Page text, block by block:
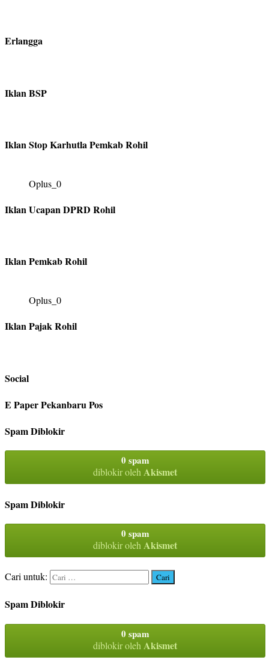
Erlangga
Iklan BSP
Iklan Stop Karhutla Pemkab Rohil
Oplus_0
Iklan Ucapan DPRD Rohil
Iklan Pemkab Rohil
Oplus_0
Iklan Pajak Rohil
Social
E Paper Pekanbaru Pos
Spam Diblokir
0 spam
diblokir olehAkismet
Spam Diblokir
0 spam
diblokir oleh Akismet
Cari untuk:
Spam Diblokir
0 spam
diblokir oleh Akismet